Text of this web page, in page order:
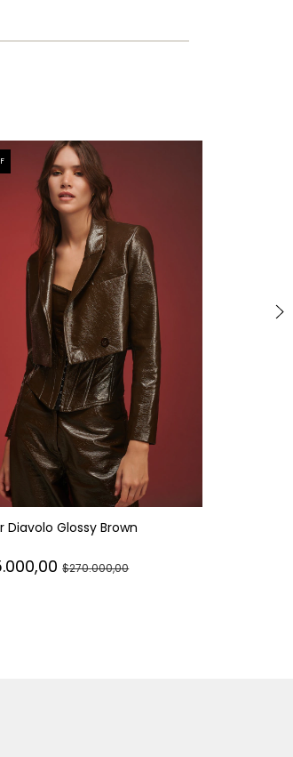
Diavolo Glossy Brown
$270.000,00